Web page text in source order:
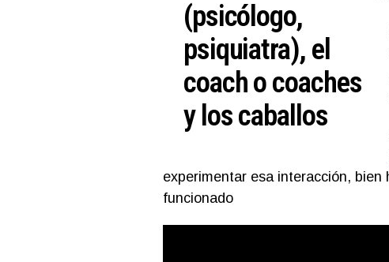
(psicólogo,
psiquiatra), el
coach o coaches
y los caballos
experimentar esa interacción,
funcionado